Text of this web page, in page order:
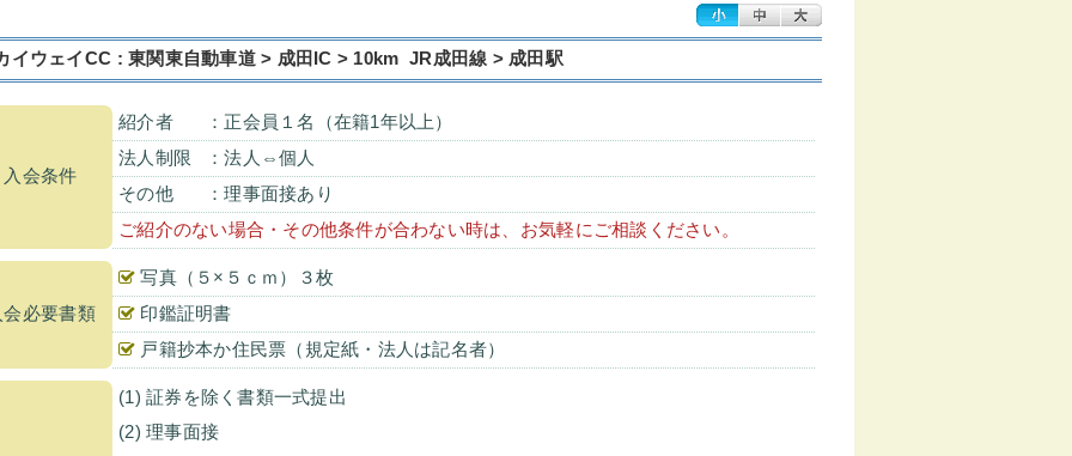
イウェイCC : 東関東自動車道 > 成田IC > 10km JR成田線 > 成田駅
入会条件
紹介者
：正会員１名（在籍1年以上）
法人制限
：法人⇔個人
その他
：理事面接あり
ご紹介のない場合・その他条件が合わない時は、お気軽にご相談ください。
会必要書類
写真（５×５ｃｍ）３枚
印鑑証明書
戸籍抄本か住民票（規定紙・法人は記名者）
(1) 証券を除く書類一式提出
(2) 理事面接